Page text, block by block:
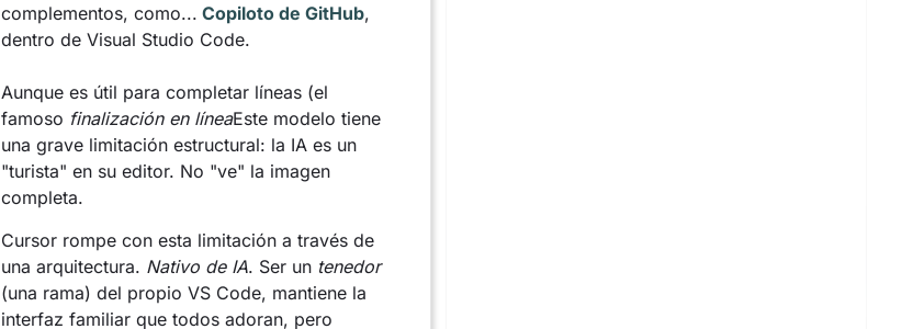
complementos, como... Copiloto de GitHub,
dentro de Visual Studio Code.
Aunque es útil para completar líneas (el
famoso finalización en líneaEste modelo tiene
una grave limitación estructural: la IA es un
"turista" en su editor. No "ve" la imagen
completa.
Cursor rompe con esta limitación a través de
una arquitectura. Nativo de IA. Ser un tenedor
(una rama) del propio VS Code, mantiene la
interfaz familiar que todos adoran, pero